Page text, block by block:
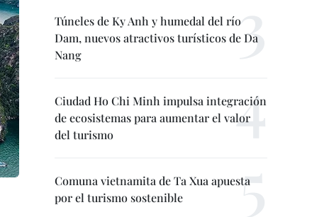
Túneles de Ky Anh y humedal del río
Dam, nuevos atractivos turísticos de Da
Nang
Ciudad Ho Chi Minh impulsa integración
de ecosistemas para aumentar el valor
del turismo
Comuna vietnamita de Ta Xua apuesta
por el turismo sostenible